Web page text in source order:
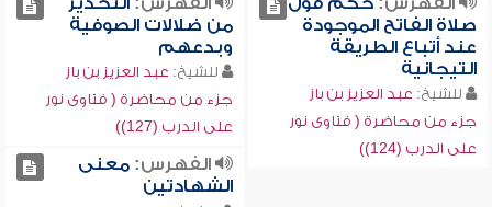
صلاة الفاتح الموجودة
عند أتباع الطريقة
التيجانية
للشيخ: عبد العزيز بن باز
جزء من محاضرة ( فتاوى نور
على الدرب (124))
من ضلالات الصوفية
وبدعهم
للشيخ: عبد العزيز بن باز
جزء من محاضرة ( فتاوى نور
على الدرب (127))
الفهرس:معنى
الشهادتين